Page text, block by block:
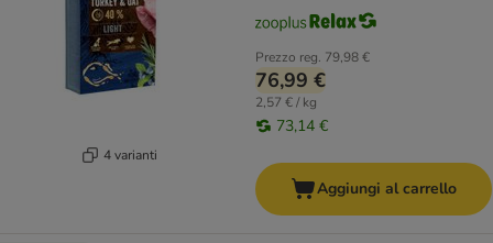
4 varianti
Prezzo reg. 79,98 €
76,99 €
2,57 € / kg
73,14 €
Aggiungi al carrello